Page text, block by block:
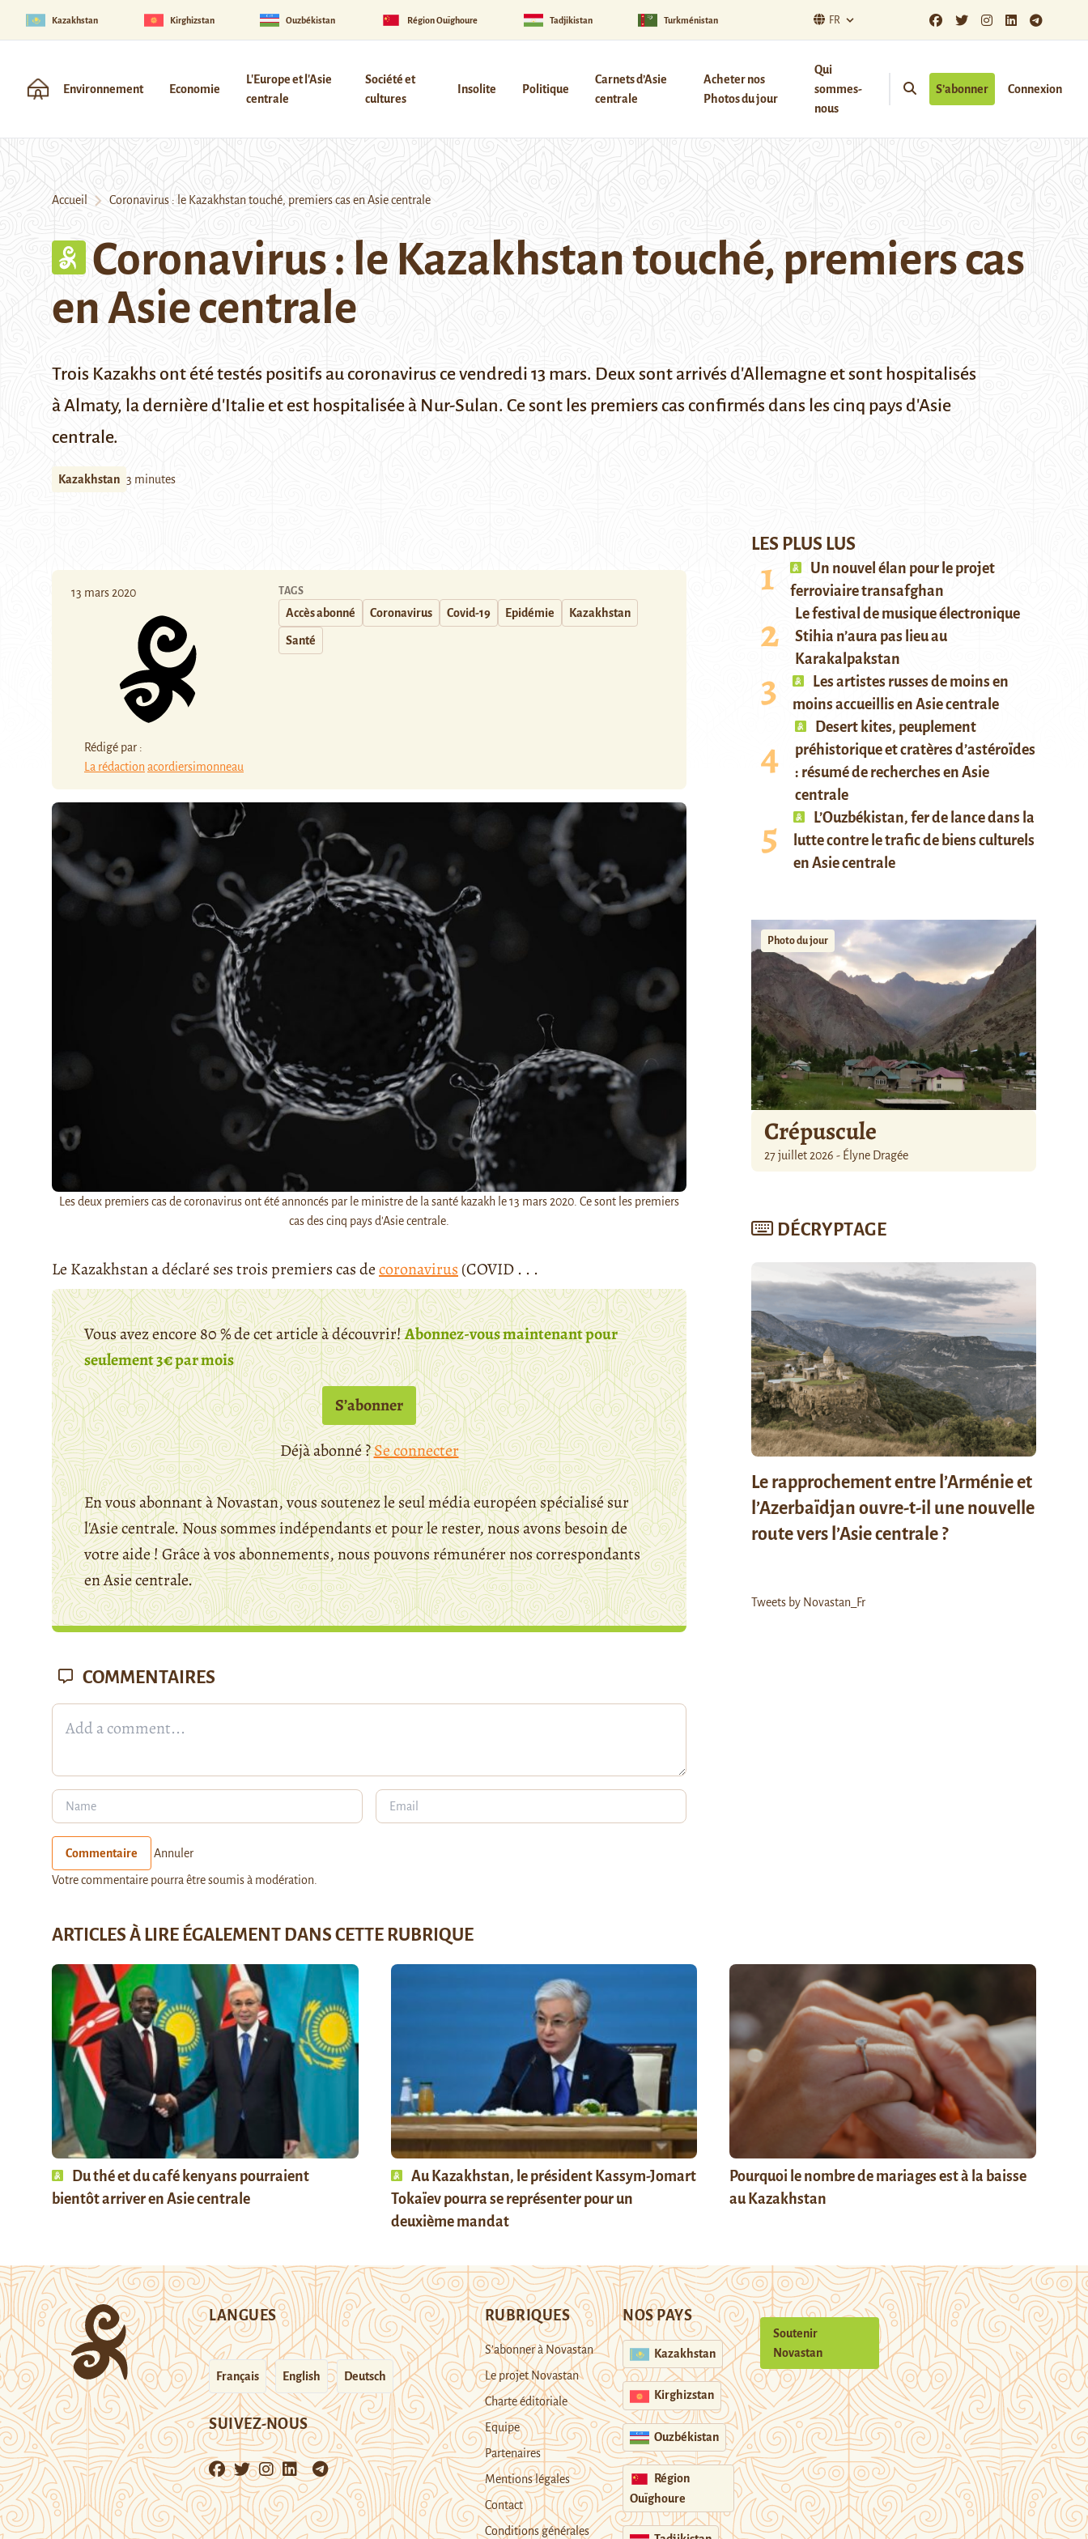
Kazakhstan Kirghizstan Ouzbékistan Région Ouïghoure Tadjikistan Turkménistan FR
Environnement Economie
L'Europe et l'Asie
centrale
Société et
cultures
Insolite Politique
Carnets d’Asie
centrale
Acheter nos
Photos du jour
Qui
sommes-
nous
S’abonner Connexion
Accueil Coronavirus : le Kazakhstan touché, premiers cas en Asie centrale
Coronavirus : le Kazakhstan touché, premiers cas
en Asie centrale
Trois Kazakhs ont été testés positifs au coronavirus ce vendredi 13 mars. Deux sont arrivés d'Allemagne et sont hospitalisés
à Almaty, la dernière d'Italie et est hospitalisée à Nur-Sulan. Ce sont les premiers cas confirmés dans les cinq pays d'Asie
centrale.
Kazakhstan 3 minutes
13 mars 2020
Rédigé par :
La rédaction acordiersimonneau
TAGS
Accès abonné Coronavirus Covid-19 Epidémie Kazakhstan
Santé
Les deux premiers cas de coronavirus ont été annoncés par le ministre de la santé kazakh le 13 mars 2020. Ce sont les premiers
cas des cinq pays d'Asie centrale.
Le Kazakhstan a déclaré ses trois premiers cas decoronavirus (COVID . . .
Vous avez encore 80 % de cet article à découvrir!Abonnez-vous maintenant pour
seulement 3€ par mois
S’abonner
Déjà abonné ?Se connecter
En vous abonnant à Novastan, vous soutenez le seul média européen spécialisé sur
l'Asie centrale. Nous sommes indépendants et pour le rester, nous avons besoin de
votre aide ! Grâce à vos abonnements, nous pouvons rémunérer nos correspondants
en Asie centrale.
LES PLUS LUS
Un nouvel élan pour le projet
ferroviaire transafghan
Le festival de musique électronique
Stihia n’aura pas lieu au
Karakalpakstan
Les artistes russes de moins en
moins accueillis en Asie centrale
Desert kites, peuplement
préhistorique et cratères d’astéroïdes
: résumé de recherches en Asie
centrale
L’Ouzbékistan, fer de lance dans la
lutte contre le trafic de biens culturels
en Asie centrale
Photo du jour
Crépuscule
27 juillet 2026 - Élyne Dragée
DÉCRYPTAGE
Le rapprochement entre l’Arménie et
l’Azerbaïdjan ouvre-t-il une nouvelle
route vers l’Asie centrale ?
Tweets by Novastan_Fr
COMMENTAIRES
Commentaire Annuler
Votre commentaire pourra être soumis à modération.
ARTICLES À LIRE ÉGALEMENT DANS CETTE RUBRIQUE
Du thé et du café kenyans pourraient
bientôt arriver en Asie centrale
Au Kazakhstan, le président Kassym-Jomart
Tokaïev pourra se représenter pour un
deuxième mandat
Pourquoi le nombre de mariages est à la baisse
au Kazakhstan
LANGUES
Français English Deutsch
SUIVEZ-NOUS
RUBRIQUES
S’abonner à Novastan
Le projet Novastan
Charte éditoriale
Equipe
Partenaires
Mentions légales
Contact
Conditions générales
NOS PAYS
Kazakhstan
Kirghizstan
Ouzbékistan
Région
Ouïghoure
Soutenir
Novastan